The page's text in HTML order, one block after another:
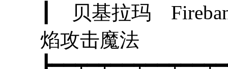
┃ 贝基拉玛
焰攻击